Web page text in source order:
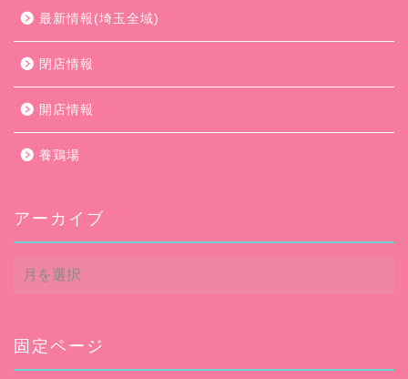
最新情報(埼玉全域)
閉店情報
開店情報
養鶏場
アーカイブ
ア
ー
ブ
固定ページ